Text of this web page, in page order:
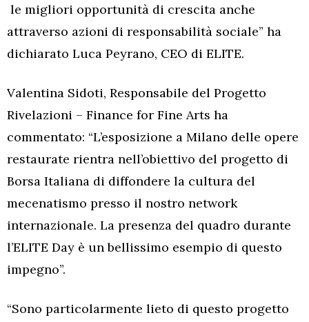
le migliori opportunità di crescita anche
attraverso azioni di responsabilità sociale” ha
dichiarato Luca Peyrano, CEO di ELITE.
Valentina Sidoti, Responsabile del Progetto
Rivelazioni – Finance for Fine Arts ha
commentato: “L’esposizione a Milano delle opere
restaurate rientra nell’obiettivo del progetto di
Borsa Italiana di diffondere la cultura del
mecenatismo presso il nostro network
internazionale. La presenza del quadro durante
l’ELITE Day è un bellissimo esempio di questo
impegno”.
“Sono particolarmente lieto di questo progetto